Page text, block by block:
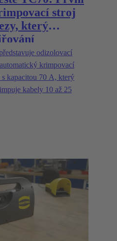
stroj
který
odizolovací
krimpovací
kapacitou 70 A, který
kabely 10 až 25